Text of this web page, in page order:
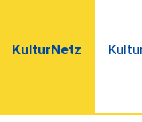
KulturNetz